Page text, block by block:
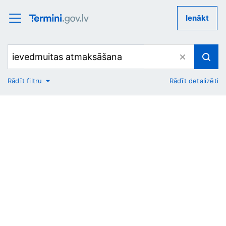
Ienākt
No
Rādīt filtru Rādīt detalizēti